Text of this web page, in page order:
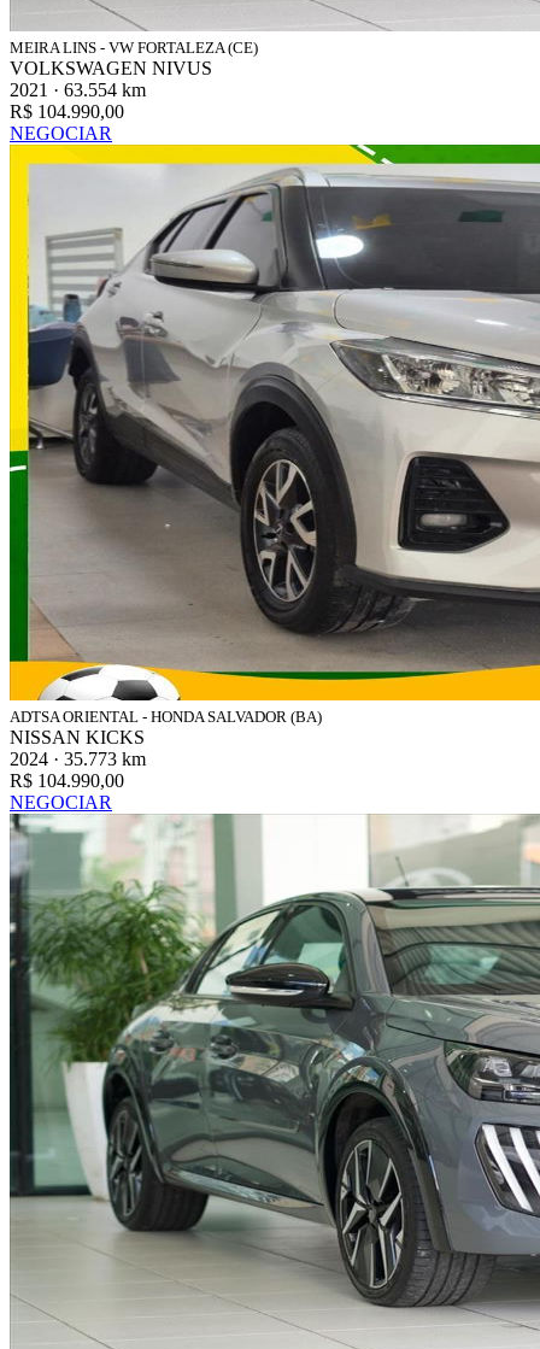
MEIRA LINS - VW FORTALEZA (CE)
VOLKSWAGEN NIVUS
2021 · 63.554 km
R$ 104.990,00
NEGOCIAR
ADTSA ORIENTAL - HONDA SALVADOR (BA)
NISSAN KICKS
2024 · 35.773 km
R$ 104.990,00
NEGOCIAR